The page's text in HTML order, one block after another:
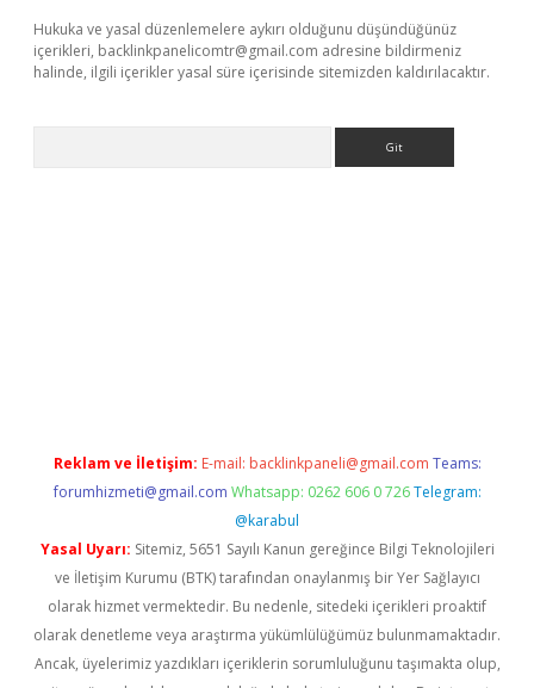
Hukuka ve yasal düzenlemelere aykırı olduğunu düşündüğünüz
içerikleri, backlinkpanelicomtr@gmail.com adresine bildirmeniz
halinde, ilgili içerikler yasal süre içerisinde sitemizden kaldırılacaktır.
Reklam ve İletişim: E-mail: backlinkpaneli@gmail.com Teams:
forumhizmeti@gmail.com Whatsapp: 0262 606 0 726 Telegram:
@karabul
Yasal Uyarı: Sitemiz, 5651 Sayılı Kanun gereğince Bilgi Teknolojileri
ve İletişim Kurumu (BTK) tarafından onaylanmış bir Yer Sağlayıcı
olarak hizmet vermektedir. Bu nedenle, sitedeki içerikleri proaktif
olarak denetleme veya araştırma yükümlülüğümüz bulunmamaktadır.
Ancak, üyelerimiz yazdıkları içeriklerin sorumluluğunu taşımakta olup,